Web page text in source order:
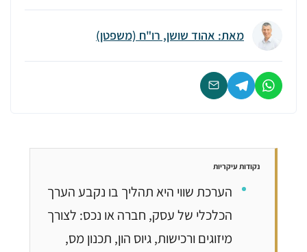
מאת: אהוד שושן, רו"ח (משפטן)
נקודות עיקריות
הערכת שווי היא תהליך בו נקבע הערך
הכלכלי של עסק, חברה או נכס: לצורך
מיזוגים ורכישות, גיוס הון, תכנון מס,